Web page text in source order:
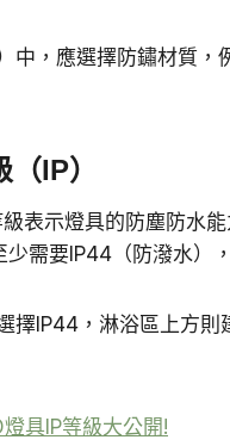
中，應選擇防鏽材質
IP）
表示燈具的防塵防水
需要IP44（防潑水）
擇IP44，淋浴區上方
具IP等級大公開!